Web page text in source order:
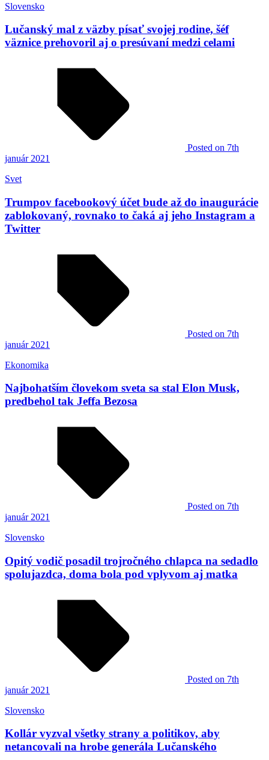
Slovensko
Lučanský mal z väzby písať svojej rodine, šéf
väznice prehovoril aj o presúvaní medzi celami
Posted on 7th
január 2021
Svet
Trumpov facebookový účet bude až do inaugurácie
zablokovaný, rovnako to čaká aj jeho Instagram a
Twitter
Posted on 7th
január 2021
Ekonomika
Najbohatším človekom sveta sa stal Elon Musk,
predbehol tak Jeffa Bezosa
Posted on 7th
január 2021
Slovensko
Opitý vodič posadil trojročného chlapca na sedadlo
spolujazdca, doma bola pod vplyvom aj matka
Posted on 7th
január 2021
Slovensko
Kollár vyzval všetky strany a politikov, aby
netancovali na hrobe generála Lučanského